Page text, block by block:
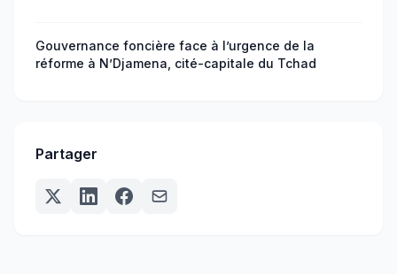
Gouvernance foncière face à l’urgence de la
réforme à N’Djamena, cité-capitale du Tchad
Partager